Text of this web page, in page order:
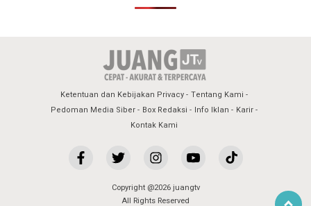
Ketentuan dan Kebijakan Privacy Tentang Kami
Pedoman Media Siber
Box Redaksi Info Iklan
Karir
Kontak Kami
Copyright @2026 juangtv
All Rights Reserved